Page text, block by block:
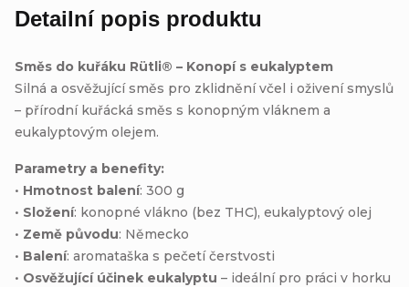
Detailní popis produktu
Směs do kuřáku Rütli® – Konopí s eukalyptem
Silná a osvěžující směs pro zklidnění včel i oživení smyslů
– přírodní kuřácká směs s konopným vláknem a
eukalyptovým olejem.
Parametry a benefity:
• Hmotnost balení: 300 g
• Složení: konopné vlákno (bez THC), eukalyptový olej
• Země původu: Německo
• Balení: aromataška s pečetí čerstvosti
• Osvěžující účinek eukalyptu – ideální pro práci v horku